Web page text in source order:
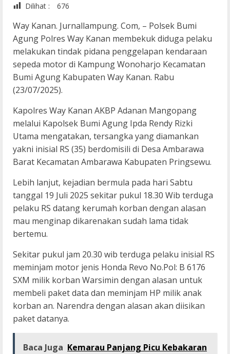
Dilihat : 676
Way Kanan. Jurnallampung. Com, – Polsek Bumi
Agung Polres Way Kanan membekuk diduga pelaku
melakukan tindak pidana penggelapan kendaraan
sepeda motor di Kampung Wonoharjo Kecamatan
Bumi Agung Kabupaten Way Kanan. Rabu
(23/07/2025).
Kapolres Way Kanan AKBP Adanan Mangopang
melalui Kapolsek Bumi Agung Ipda Rendy Rizki
Utama mengatakan, tersangka yang diamankan
yakni inisial RS (35) berdomisili di Desa Ambarawa
Barat Kecamatan Ambarawa Kabupaten Pringsewu.
Lebih lanjut, kejadian bermula pada hari Sabtu
tanggal 19 Juli 2025 sekitar pukul 18.30 Wib terduga
pelaku RS datang kerumah korban dengan alasan
mau menginap dikarenakan sudah lama tidak
bertemu.
Sekitar pukul jam 20.30 wib terduga pelaku inisial RS
meminjam motor jenis Honda Revo No.Pol: B 6176
SXM milik korban Warsimin dengan alasan untuk
membeli paket data dan meminjam HP milik anak
korban an. Narendra dengan alasan akan diisikan
paket datanya.
Baca Juga Kemarau Panjang Picu Kebakaran